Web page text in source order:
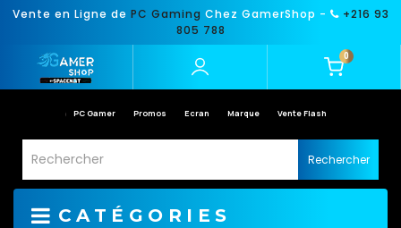
Vente en Ligne de PC Gaming Chez GamerShop -
+216 93
805 788
0
PC Gamer Promos Ecran Marque Vente Flash
Rechercher
CATÉGORIES